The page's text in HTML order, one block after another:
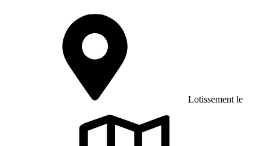
Lotissement le